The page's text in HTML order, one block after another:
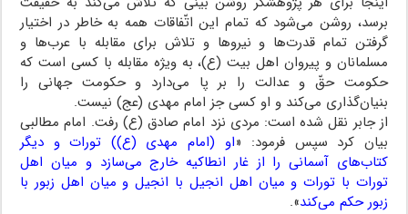
برسد، روشن می‌شود که تمام این اتّفاقات همه به خاطر در اختیار
گرفتن تمام قدرت‌ها و نیروها و تلاش برای مقابله با عرب‌ها و
مسلمانان و پیروان اهل بیت (ع)، به ویژه مقابله با کسی است که
حکومت حقّ و عدالت را بر پا می‌دارد و حکومت جهانی را
بنیان‌گذاری می‌کند و او کسی جز امام مهدی (عج) نیست.
از جابر نقل شده است: مردی نزد امام صادق (ع) رفت. امام مطالبی
بیان کرد سپس فرمود: «او (امام مهدی (ع)) تورات و دیگر
کتاب‌های آسمانی را از غار انطاکیه خارج می‌سازد و میان اهل
تورات با تورات و میان اهل انجیل با انجیل و میان اهل زبور با
زبور حکم می‌کند».